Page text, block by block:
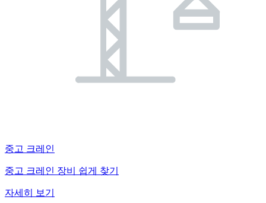
중고 크레인
중고 크레인 장비 쉽게 찾기
자세히 보기